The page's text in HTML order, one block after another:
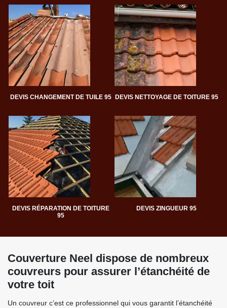
DEVIS CHANGEMENT DE TUILE 95 DEVIS NETTOYAGE DE TOITURE 95
DEVIS RÉPARATION DE TOITURE
95
DEVIS ZINGUEUR 95
Couverture Neel dispose de nombreux
couvreurs pour assurer l’étanchéité de
votre toit
Un couvreur c’est ce professionnel qui vous garantit l’étanchéité